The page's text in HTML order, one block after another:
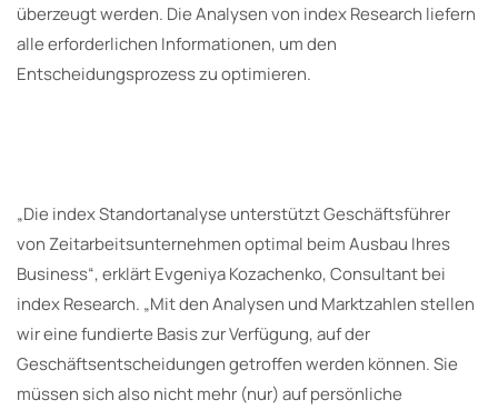
überzeugt werden. Die Analysen von index Research liefern
alle erforderlichen Informationen, um den
Entscheidungsprozess zu optimieren.
„Die index Standortanalyse unterstützt Geschäftsführer
von Zeitarbeitsunternehmen optimal beim Ausbau Ihres
Business“, erklärt Evgeniya Kozachenko, Consultant bei
index Research. „Mit den Analysen und Marktzahlen stellen
wir eine fundierte Basis zur Verfügung, auf der
Geschäftsentscheidungen getroffen werden können. Sie
müssen sich also nicht mehr (nur) auf persönliche